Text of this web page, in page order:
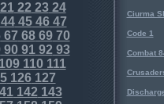
22 2324
454647
67 686970
909192 93
110111
126127
142 143
Ciurma
Code 1
Combat